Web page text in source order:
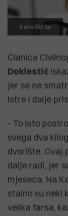
Irena Burba
Članica
Doklestić
jer se ne
Istre i dalje
- To isto
svega dva
dvorište. Ovaj
dalje radi, jer
mjeseca. Na
stalno su neki
velika farsa,